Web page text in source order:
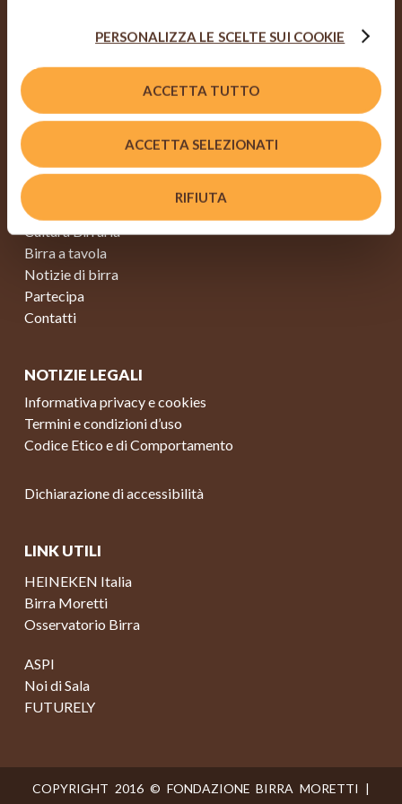
PERSONALIZZA LE SCELTE SUI COOKIE
ACCETTA TUTTO
ACCETTA SELEZIONATI
RIFIUTA
Viale Edison, 110
20099 Sesto San Giovanni (MI)
info@fondazionebirramoretti.it
MAPPA SITO
Home
Chi siamo
Le nostre attività
Cultura Birraria
Birra a tavola
Notizie di birra
Partecipa
Contatti
NOTIZIE LEGALI
Informativa privacy e cookies
Termini e condizioni d’uso
Codice Etico e di Comportamento
Dichiarazione di accessibilità
LINK UTILI
HEINEKEN Italia
Birra Moretti
Osservatorio Birra
ASPI
Noi di Sala
FUTURELY
COPYRIGHT 2016 © FONDAZIONE BIRRA MORETTI |